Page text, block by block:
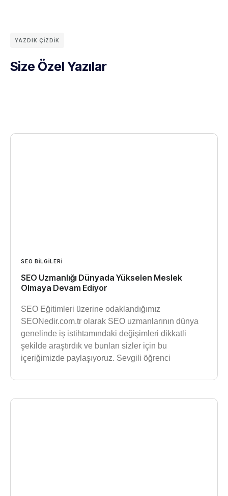
YAZDIK ÇIZDIK
Size Özel Yazılar
SEO BILGILERI
SEO Uzmanlığı Dünyada Yükselen Meslek
Olmaya Devam Ediyor
SEO Eğitimleri üzerine odaklandığımız
SEONedir.com.tr olarak SEO uzmanlarının dünya
genelinde iş istihtamındaki değişimleri dikkatli
şekilde araştırdık ve bunları sizler için bu
içeriğimizde paylaşıyoruz. Sevgili öğrenci